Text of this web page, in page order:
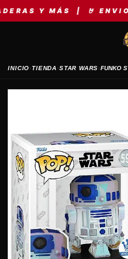
Y MÁS | 🤘 ENVIOS
INICIO›TIENDA›STAR WARS›FUNKO